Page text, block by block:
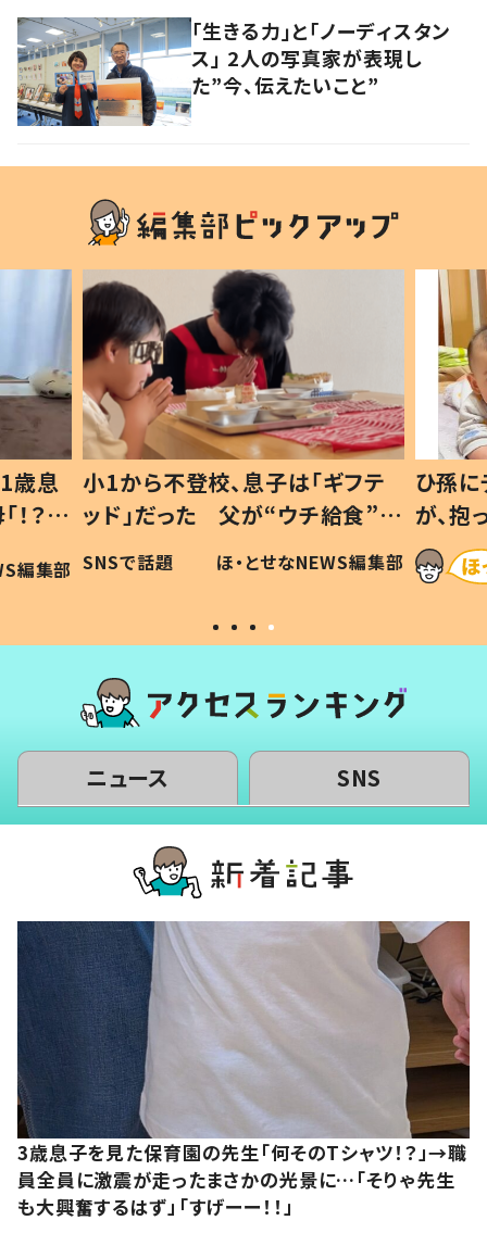
「生きる力」と「ノーディスタン
ス」 2人の写真家が表現し
た”今、伝えたいこと”
歳息
？」
編集部
小1から不登校、息子は「ギフテ
ッド」だった 父が“ウチ給食”を
作り続ける理由とは #令和の親
#令和の子
SNSで話題 ほ・とせなNEWS編集部
ひ孫
が、
「涙が
い」
ニュース SNS
3歳息子を見た保育園の先生「何そのTシャツ！？」→職
員全員に激震が走ったまさかの光景に…「そりゃ先生
も大興奮するはず」「すげーー！！」